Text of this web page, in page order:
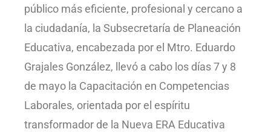
público más eficiente, profesional y cercano a
la ciudadanía, la Subsecretaría de Planeación
Educativa, encabezada por el Mtro. Eduardo
Grajales González, llevó a cabo los días 7 y 8
de mayo la Capacitación en Competencias
Laborales, orientada por el espíritu
transformador de la Nueva ERA Educativa